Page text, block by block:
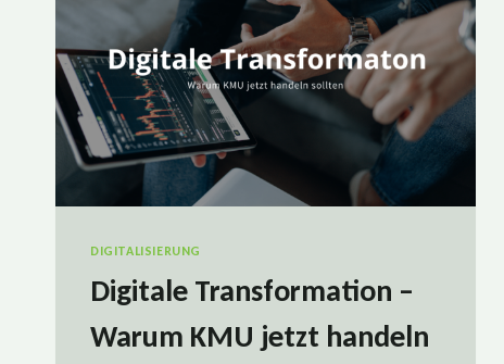
DIGITALISIERUNG
Digitale Transformation –
Warum KMU jetzt handeln